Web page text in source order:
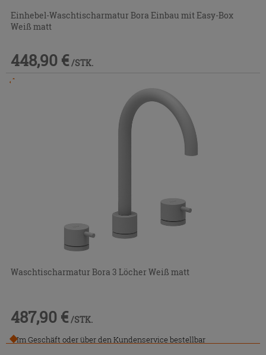
Einhebel-Waschtischarmatur Bora Einbau mit Easy-Box
Weiß matt
448,90 € /STK.
Waschtischarmatur Bora 3 Löcher Weiß matt
487,90 € /STK.
Im Geschäft oder über den Kundenservice bestellbar